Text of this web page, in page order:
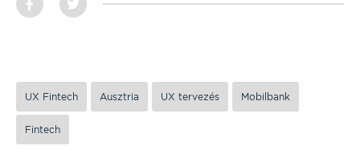
UX Fintech Ausztria UX tervezés Mobilbank
Fintech